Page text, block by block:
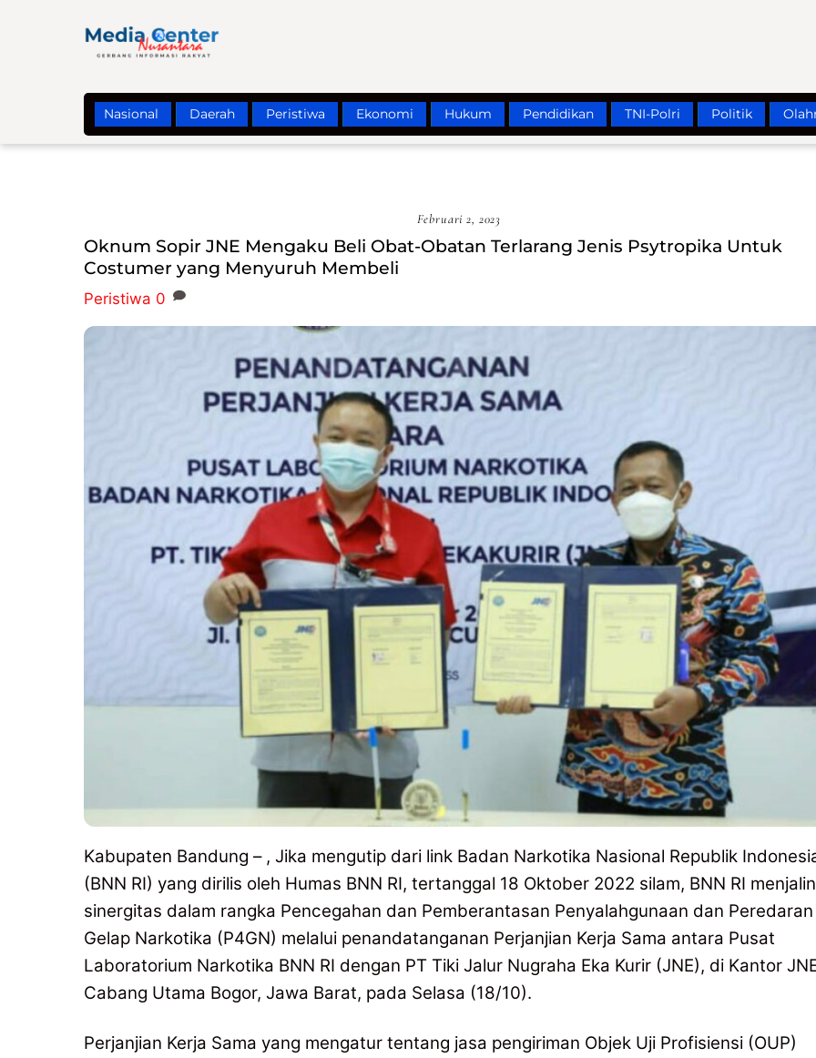
Nasional Daerah Peristiwa Ekonomi Hukum Pendidikan TNI-Polri Politik
Februari 2, 2023
Oknum Sopir JNE Mengaku Beli Obat-Obatan Terlarang Jenis Psytropika Untuk
Costumer yang Menyuruh Membeli
Peristiwa 0
Kabupaten Bandung – , Jika mengutip dari link Badan Narkotika Nasional Republik
(BNN RI) yang dirilis oleh Humas BNN RI, tertanggal 18 Oktober 2022 silam, BNN RI menjalin
sinergitas dalam rangka Pencegahan dan Pemberantasan Penyalahgunaan dan Peredaran
Gelap Narkotika (P4GN) melalui penandatanganan Perjanjian Kerja Sama antara Pusat
Laboratorium Narkotika BNN RI dengan PT Tiki Jalur Nugraha Eka Kurir (JNE), di Kantor
Cabang Utama Bogor, Jawa Barat, pada Selasa (18/10).
Perjanjian Kerja Sama yang mengatur tentang jasa pengiriman Objek Uji Profisiensi (OUP)